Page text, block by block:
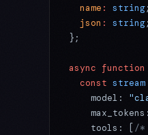
  name
: string;
  json
: string
};
async function
  const
stream
    model:
    tools: [
/